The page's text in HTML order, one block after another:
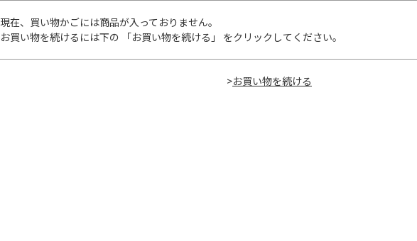
現在、買い物かごには商品が入っておりません。
お買い物を続けるには下の 「お買い物を続ける」 をクリックしてください。
>